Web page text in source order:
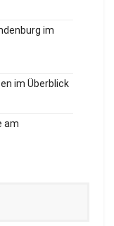
im
im Überblick
am